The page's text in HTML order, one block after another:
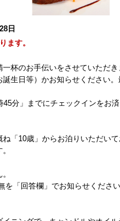
日
ます。
杯のお手伝いをさせていただ
生日等）かお知らせください
分」までにチェックインをお済
「10歳」からお泊りいただいて
「回答欄」でお知らせください